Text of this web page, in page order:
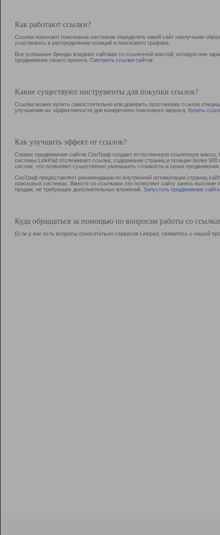
Как работают ссылки?
Ссылки помогают поисковым системам определить какой сайт наилучшим
участвовать в раcпределении позиций и поискового трафика.
Все успешные бренды владеют сайтами со ссылочной массой, которую они
продвижения своего проекта. Смотреть ссылки сайтов
Какие существуют инструменты для покупки ссылок?
Ссылки можно купить самостоятельно или доверить простановку ссылок
улучшению их эффективности для конкретного поискового запроса. Купить
Как улучшить эффект от ссылок?
Сервис продвижения сайтов СеоТраф создает естественную ссылочную
системы LinkPad отслеживает ссылки, содержание страниц и позиции более
систем, что позволяет существенно уменьшить стоимость и сроки продвижения.
СеоТраф предоставляет рекомендации по внутренней оптимизации страниц
поисковых системах. Вместе со ссылками это позволяет сайту занять
продаж, не требующих дополнительных вложений. Запустить продвижение сайта
Куда обращаться за помощью по вопросам работы со
Если у вас есть вопросы относительно сервисов Linkpad, свяжитесь с нашей